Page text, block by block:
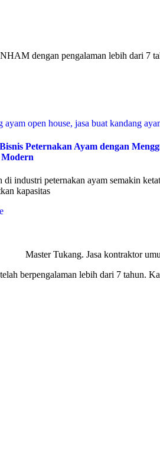
dengan pengalaman lebih dari 7
Peternakan Ayam dengan
di industri peternakan ayam semakin
kapasitas
berpengalaman lebih dari 7 tahun.